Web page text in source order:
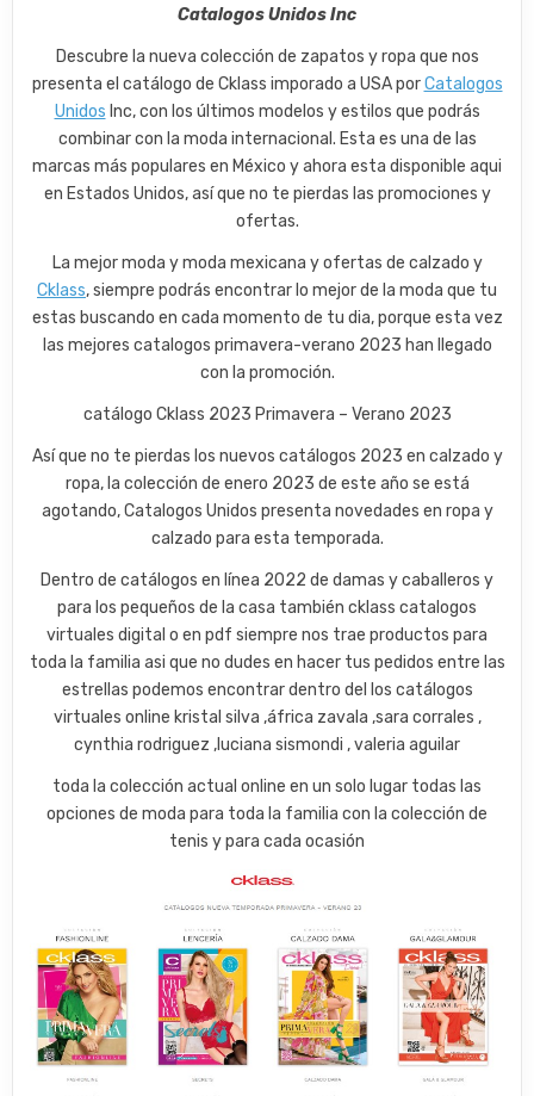
Catalogos Unidos Inc
Descubre la nueva colección de zapatos y ropa que nos
presenta el catálogo de Cklass imporado a USA porCatalogos
Unidos Inc, con los últimos modelos y estilos que podrás
combinar con la moda internacional. Esta es una de las
marcas más populares en México y ahora esta disponible aqui
en Estados Unidos, así que no te pierdas las promociones y
ofertas.
La mejor moda y moda mexicana y ofertas de calzado y
Cklass, siempre podrás encontrar lo mejor de la moda que tu
estas buscando en cada momento de tu dia, porque esta vez
las mejores catalogos primavera-verano 2023 han llegado
con la promoción.
catálogo Cklass 2023 Primavera – Verano 2023
Así que no te pierdas los nuevos catálogos 2023 en calzado y
ropa, la colección de enero 2023 de este año se está
agotando, Catalogos Unidos presenta novedades en ropa y
calzado para esta temporada.
Dentro de catálogos en línea 2022 de damas y caballeros y
para los pequeños de la casa también cklass catalogos
virtuales digital o en pdf siempre nos trae productos para
toda la familia asi que no dudes en hacer tus pedidos entre las
estrellas podemos encontrar dentro del los catálogos
virtuales online kristal silva ,áfrica zavala ,sara corrales ,
cynthia rodriguez ,luciana sismondi , valeria aguilar
toda la colección actual online en un solo lugar todas las
opciones de moda para toda la familia con la colección de
tenis y para cada ocasión